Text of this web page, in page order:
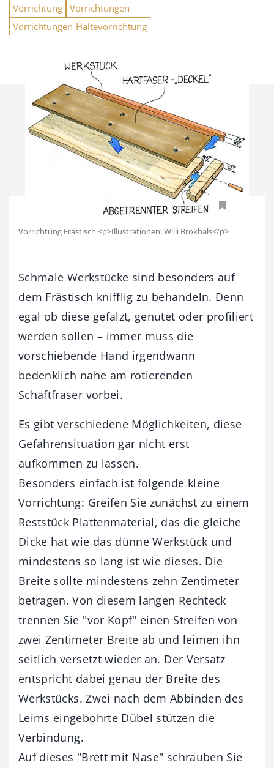
Vorrichtung Vorrichtungen
Vorrichtungen-Haltevorrichtung
Vorrichtung Frästisch <p>Illustrationen: Willi Brokbals</p>
Schmale Werkstücke sind besonders auf
dem Frästisch knifflig zu behandeln. Denn
egal ob diese gefalzt, genutet oder profiliert
werden sollen – immer muss die
vorschiebende Hand irgendwann
bedenklich nahe am rotierenden
Schaftfräser vorbei.
Es gibt verschiedene Möglichkeiten, diese
Gefahrensituation gar nicht erst
aufkommen zu lassen.
Besonders einfach ist folgende kleine
Vorrichtung: Greifen Sie zunächst zu einem
Reststück Plattenmaterial, das die gleiche
Dicke hat wie das dünne Werkstück und
mindestens so lang ist wie dieses. Die
Breite sollte mindestens zehn Zentimeter
betragen. Von diesem langen Rechteck
trennen Sie "vor Kopf" einen Streifen von
zwei Zentimeter Breite ab und leimen ihn
seitlich versetzt wieder an. Der Versatz
entspricht dabei genau der Breite des
Werkstücks. Zwei nach dem Abbinden des
Leims eingebohrte Dübel stützen die
Verbindung.
Auf dieses "Brett mit Nase" schrauben Sie